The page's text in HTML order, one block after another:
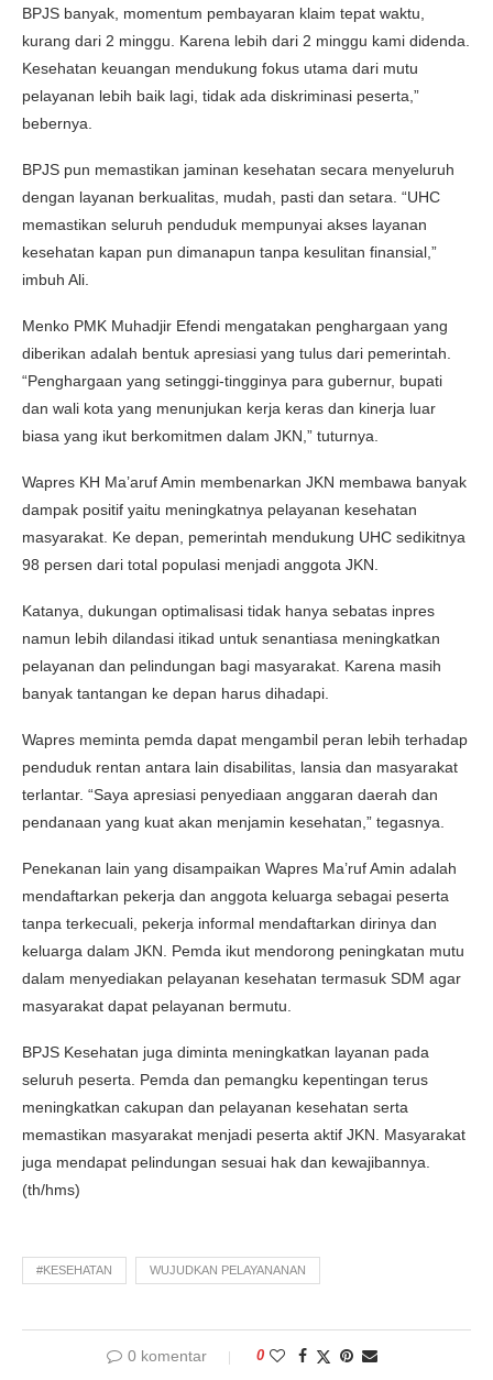
BPJS banyak, momentum pembayaran klaim tepat waktu,
kurang dari 2 minggu. Karena lebih dari 2 minggu kami didenda.
Kesehatan keuangan mendukung fokus utama dari mutu
pelayanan lebih baik lagi, tidak ada diskriminasi peserta,”
bebernya.
BPJS pun memastikan jaminan kesehatan secara menyeluruh
dengan layanan berkualitas, mudah, pasti dan setara. “UHC
memastikan seluruh penduduk mempunyai akses layanan
kesehatan kapan pun dimanapun tanpa kesulitan finansial,”
imbuh Ali.
Menko PMK Muhadjir Efendi mengatakan penghargaan yang
diberikan adalah bentuk apresiasi yang tulus dari pemerintah.
“Penghargaan yang setinggi-tingginya para gubernur, bupati
dan wali kota yang menunjukan kerja keras dan kinerja luar
biasa yang ikut berkomitmen dalam JKN,” tuturnya.
Wapres KH Ma’aruf Amin membenarkan JKN membawa banyak
dampak positif yaitu meningkatnya pelayanan kesehatan
masyarakat. Ke depan, pemerintah mendukung UHC sedikitnya
98 persen dari total populasi menjadi anggota JKN.
Katanya, dukungan optimalisasi tidak hanya sebatas inpres
namun lebih dilandasi itikad untuk senantiasa meningkatkan
pelayanan dan pelindungan bagi masyarakat. Karena masih
banyak tantangan ke depan harus dihadapi.
Wapres meminta pemda dapat mengambil peran lebih terhadap
penduduk rentan antara lain disabilitas, lansia dan masyarakat
terlantar. “Saya apresiasi penyediaan anggaran daerah dan
pendanaan yang kuat akan menjamin kesehatan,” tegasnya.
Penekanan lain yang disampaikan Wapres Ma’ruf Amin adalah
mendaftarkan pekerja dan anggota keluarga sebagai peserta
tanpa terkecuali, pekerja informal mendaftarkan dirinya dan
keluarga dalam JKN. Pemda ikut mendorong peningkatan mutu
dalam menyediakan pelayanan kesehatan termasuk SDM agar
masyarakat dapat pelayanan bermutu.
BPJS Kesehatan juga diminta meningkatkan layanan pada
seluruh peserta. Pemda dan pemangku kepentingan terus
meningkatkan cakupan dan pelayanan kesehatan serta
memastikan masyarakat menjadi peserta aktif JKN. Masyarakat
juga mendapat pelindungan sesuai hak dan kewajibannya.
(th/hms)
#KESEHATAN WUJUDKAN PELAYANANAN
0 komentar 0